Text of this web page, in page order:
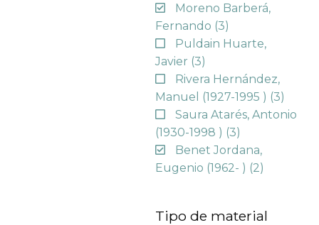
Moreno Barberá,
Fernando (3)
Puldain Huarte,
Javier (3)
Rivera Hernández,
Manuel (1927-1995 ) (3)
Saura Atarés, Antonio
(1930-1998 ) (3)
Benet Jordana,
Eugenio (1962- ) (2)
Tipo de material